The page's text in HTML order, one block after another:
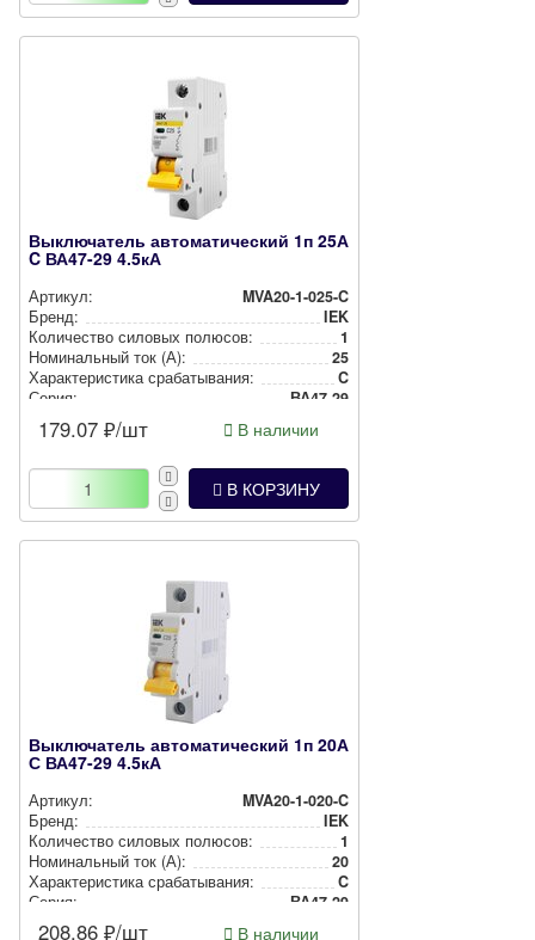
Выключатель автоматический 1п 25А
C ВА47-29 4.5кА
Артикул:
MVA20-1-025-C
Бренд:
IEK
Количество силовых полюсов:
1
Номи­наль­ный ток (А):
25
Харак­те­рис­ти­ка сра­ба­ты­ва­ния:
C
Серия:
ВА47-29
179.07 ₽/шт В наличии
В КОРЗИНУ
Выключатель автоматический 1п 20А
С ВА47-29 4.5кА
Артикул:
MVA20-1-020-C
Бренд:
IEK
Количество силовых полюсов:
1
Номи­наль­ный ток (А):
20
Харак­те­рис­ти­ка сра­ба­ты­ва­ния:
C
Серия:
ВА47-29
208.86 ₽/шт В наличии